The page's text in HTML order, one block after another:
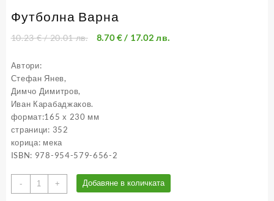
Футболна Варна
10.23€/ 20.01 лв. 8.70€/ 17.02 лв.
Автори:
Стефан Янев,
Димчо Димитров,
Иван Карабаджаков.
формат:165 х 230 мм
страници: 352
корица: мека
ISBN: 978-954-579-656-2
-
количество
за
+ Добавяне в количката